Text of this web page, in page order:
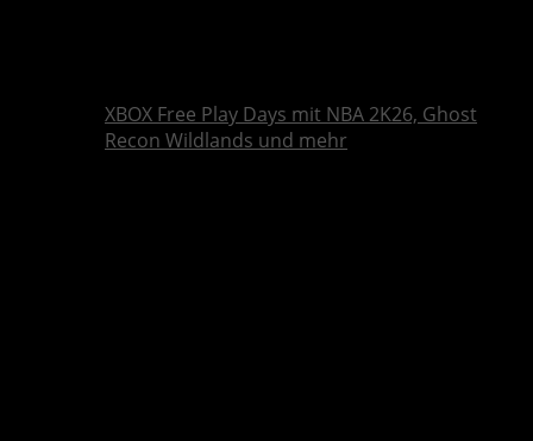
XBOX Free Play Days mit NBA 2K26, Ghost
Recon Wildlands und mehr